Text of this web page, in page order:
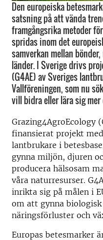
Den europeiska
satsning på att vända
framgångsrika metoder
spridas inom det
samverkan mellan
länder. I Sverige drivs
(G4AE) av Sveriges
Vallföreningen, som nu
vill bidra eller lära sig mer
Grazing4AgroEcology
finansierat projekt
lantbrukare i
gynna miljön, djuren
producera hälsosam
våra naturresurser.
inrikta sig på målen i
om att gynna
näringsförluster och
Europas betesmarker